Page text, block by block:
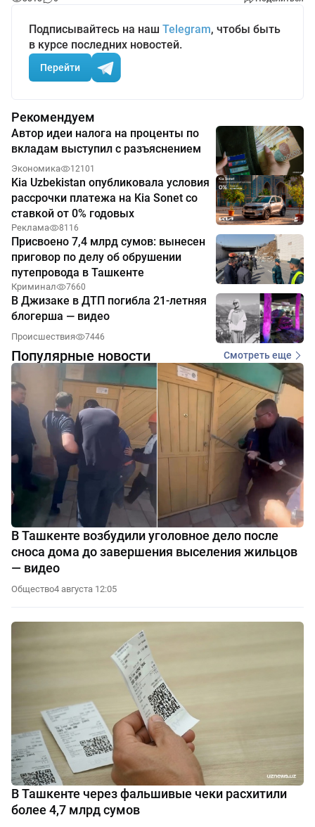
Подписывайтесь на наш Telegram, чтобы быть
в курсе последних новостей.
Перейти
Рекомендуем
Автор идеи налога на проценты по
вкладам выступил с разъяснением
Экономика 12101
Kia Uzbekistan опубликовала условия
рассрочки платежа на Kia Sonet со
ставкой от 0% годовых
Реклама 8116
Присвоено 7,4 млрд сумов: вынесен
приговор по делу об обрушении
путепровода в Ташкенте
Криминал 7660
В Джизаке в ДТП погибла 21-летняя
блогерша — видео
Происшествия 7446
Популярные новости Смотреть еще
В Ташкенте возбудили уголовное дело после
сноса дома до завершения выселения жильцов
— видео
Общество4 августа 12:05
В Ташкенте через фальшивые чеки расхитили
более 4,7 млрд сумов